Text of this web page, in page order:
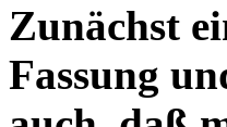
Zunächst
Fassung